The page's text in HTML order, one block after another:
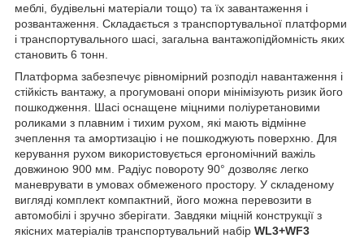
меблі, будівельні матеріали тощо) та їх завантаження і
розвантаження. Складається з транспортувальної платформи
і транспортувального шасі, загальна вантажопідйомність яких
становить 6 тонн.
Платформа забезпечує рівномірний розподіл навантаження і
стійкість вантажу, а прогумовані опори мінімізують ризик його
пошкодження. Шасі оснащене міцними поліуретановими
роликами з плавним і тихим рухом, які мають відмінне
зчеплення та амортизацію і не пошкоджують поверхню. Для
керування рухом використовується ергономічний важіль
довжиною 900 мм. Радіус повороту 90° дозволяє легко
маневрувати в умовах обмеженого простору. У складеному
вигляді комплект компактний, його можна перевозити в
автомобілі і зручно зберігати. Завдяки міцній конструкції з
якісних матеріалів транспортувальний набір WL3+WF3